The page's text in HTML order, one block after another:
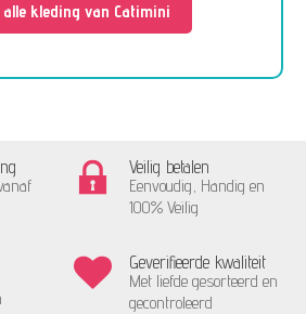
kleding van Catimini
Veilig betalen
Eenvoudig, Handig en
100% Veilig
Geverifieerde kwaliteit
Met liefde gesorteerd en
gecontroleerd